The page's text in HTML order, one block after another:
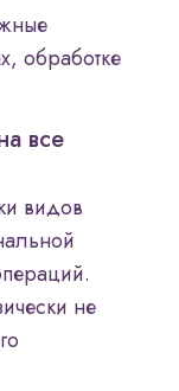
обработке
все
видов
не